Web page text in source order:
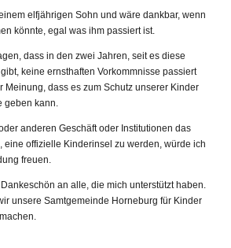
elfjährigen Sohn und wäre dankbar, wenn
könnte, egal was ihm passiert ist.
dass in den zwei Jahren, seit es diese
gibt, keine ernsthaften Vorkommnisse passiert
Meinung, dass es zum Schutz unserer Kinder
geben kann.
anderen Geschäft oder Institutionen das
eine offizielle Kinderinsel zu werden, würde ich
freuen.
an alle, die mich unterstützt haben.
unsere Samtgemeinde Horneburg für Kinder